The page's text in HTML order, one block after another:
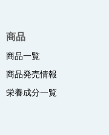
商品
商品一覧
商品発売情報
栄養成分一覧